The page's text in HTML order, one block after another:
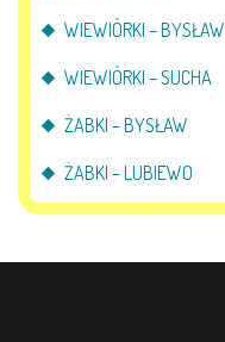
WIEWIÓRKI – BYSŁAW
WIEWIÓRKI – SUCHA
ŻABKI – BYSŁAW
ŻABKI – LUBIEWO